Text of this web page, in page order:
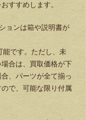
すすめします。
ョンは箱や説明書が
能です。ただし、未
合は、買取価格が下
、パーツが全て揃っ
で、可能な限り付属